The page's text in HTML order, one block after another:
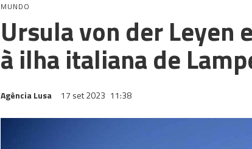
MUNDO
Ursula von der Leyen
à ilha italiana de
Agência Lusa 17 set 2023 11:38